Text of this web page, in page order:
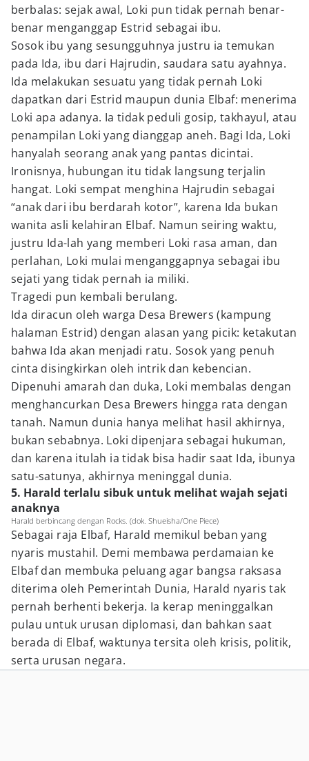
berbalas: sejak awal, Loki pun tidak pernah benar-
benar menganggap Estrid sebagai ibu.
Sosok ibu yang sesungguhnya justru ia temukan
pada Ida, ibu dari Hajrudin, saudara satu ayahnya.
Ida melakukan sesuatu yang tidak pernah Loki
dapatkan dari Estrid maupun dunia Elbaf: menerima
Loki apa adanya. Ia tidak peduli gosip, takhayul, atau
penampilan Loki yang dianggap aneh. Bagi Ida, Loki
hanyalah seorang anak yang pantas dicintai.
Ironisnya, hubungan itu tidak langsung terjalin
hangat. Loki sempat menghina Hajrudin sebagai
“anak dari ibu berdarah kotor”, karena Ida bukan
wanita asli kelahiran Elbaf. Namun seiring waktu,
justru Ida-lah yang memberi Loki rasa aman, dan
perlahan, Loki mulai menganggapnya sebagai ibu
sejati yang tidak pernah ia miliki.
Tragedi pun kembali berulang.
Ida diracun oleh warga Desa Brewers (kampung
halaman Estrid) dengan alasan yang picik: ketakutan
bahwa Ida akan menjadi ratu. Sosok yang penuh
cinta disingkirkan oleh intrik dan kebencian.
Dipenuhi amarah dan duka, Loki membalas dengan
menghancurkan Desa Brewers hingga rata dengan
tanah. Namun dunia hanya melihat hasil akhirnya,
bukan sebabnya. Loki dipenjara sebagai hukuman,
dan karena itulah ia tidak bisa hadir saat Ida, ibunya
satu-satunya, akhirnya meninggal dunia.
5. Harald terlalu sibuk untuk melihat wajah sejati
anaknya
Harald berbincang dengan Rocks. (dok. Shueisha/One Piece)
Sebagai raja Elbaf, Harald memikul beban yang
nyaris mustahil. Demi membawa perdamaian ke
Elbaf dan membuka peluang agar bangsa raksasa
diterima oleh Pemerintah Dunia, Harald nyaris tak
pernah berhenti bekerja. Ia kerap meninggalkan
pulau untuk urusan diplomasi, dan bahkan saat
berada di Elbaf, waktunya tersita oleh krisis, politik,
serta urusan negara.